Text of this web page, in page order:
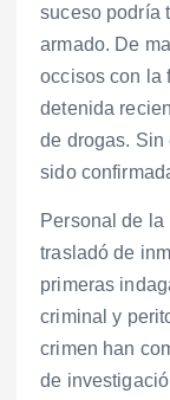
suceso podría
armado. De
occisos con la
detenida
de drogas. Sin
sido
Personal de
trasladó de
primeras
criminal y
crimen han
de